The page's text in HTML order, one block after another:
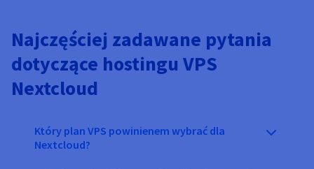
Najczęściej zadawane pytania
dotyczące hostingu VPS
Nextcloud
Który plan VPS powinienem wybrać dla
Nextcloud?